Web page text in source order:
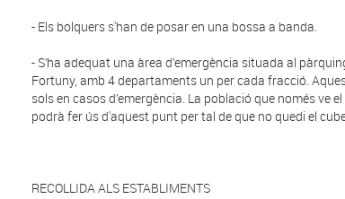
- Els bolquers s'han de posar en una bossa a banda.
- S’ha adequat una àrea d’emergència situada al
Fortuny, amb 4 departaments un per cada fracció.
sols en casos d’emergència. La població que només ve
podrà fer ús d'aquest punt per tal de que no quedi el
RECOLLIDA ALS ESTABLIMENTS